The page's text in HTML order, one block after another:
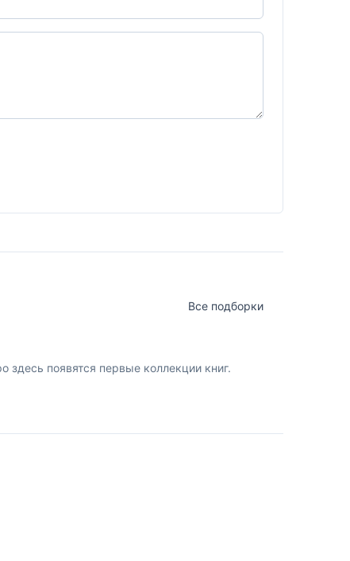
Все подборки
появятся первые коллекции книг.